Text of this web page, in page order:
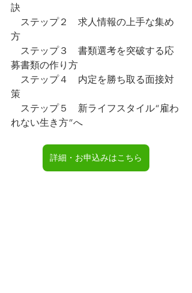
訣
ステップ２　求人情報の上手な集め
方
ステップ３　書類選考を突破する応
募書類の作り方
ステップ４　内定を勝ち取る面接対
策
ステップ５　新ライフスタイル“雇わ
れない生き方”へ
詳細・お申込みはこちら